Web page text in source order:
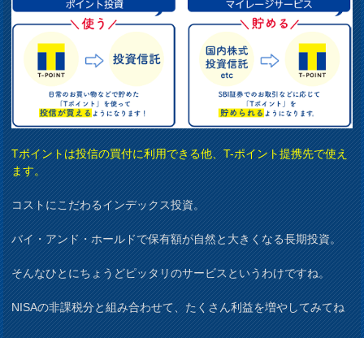
Tポイントは投信の買付に利用できる他、T-ポイント提携先で使え
ます。
コストにこだわるインデックス投資。
バイ・アンド・ホールドで保有額が自然と大きくなる長期投資。
そんなひとにちょうどピッタリのサービスというわけですね。
NISAの非課税分と組み合わせて、たくさん利益を増やしてみてね